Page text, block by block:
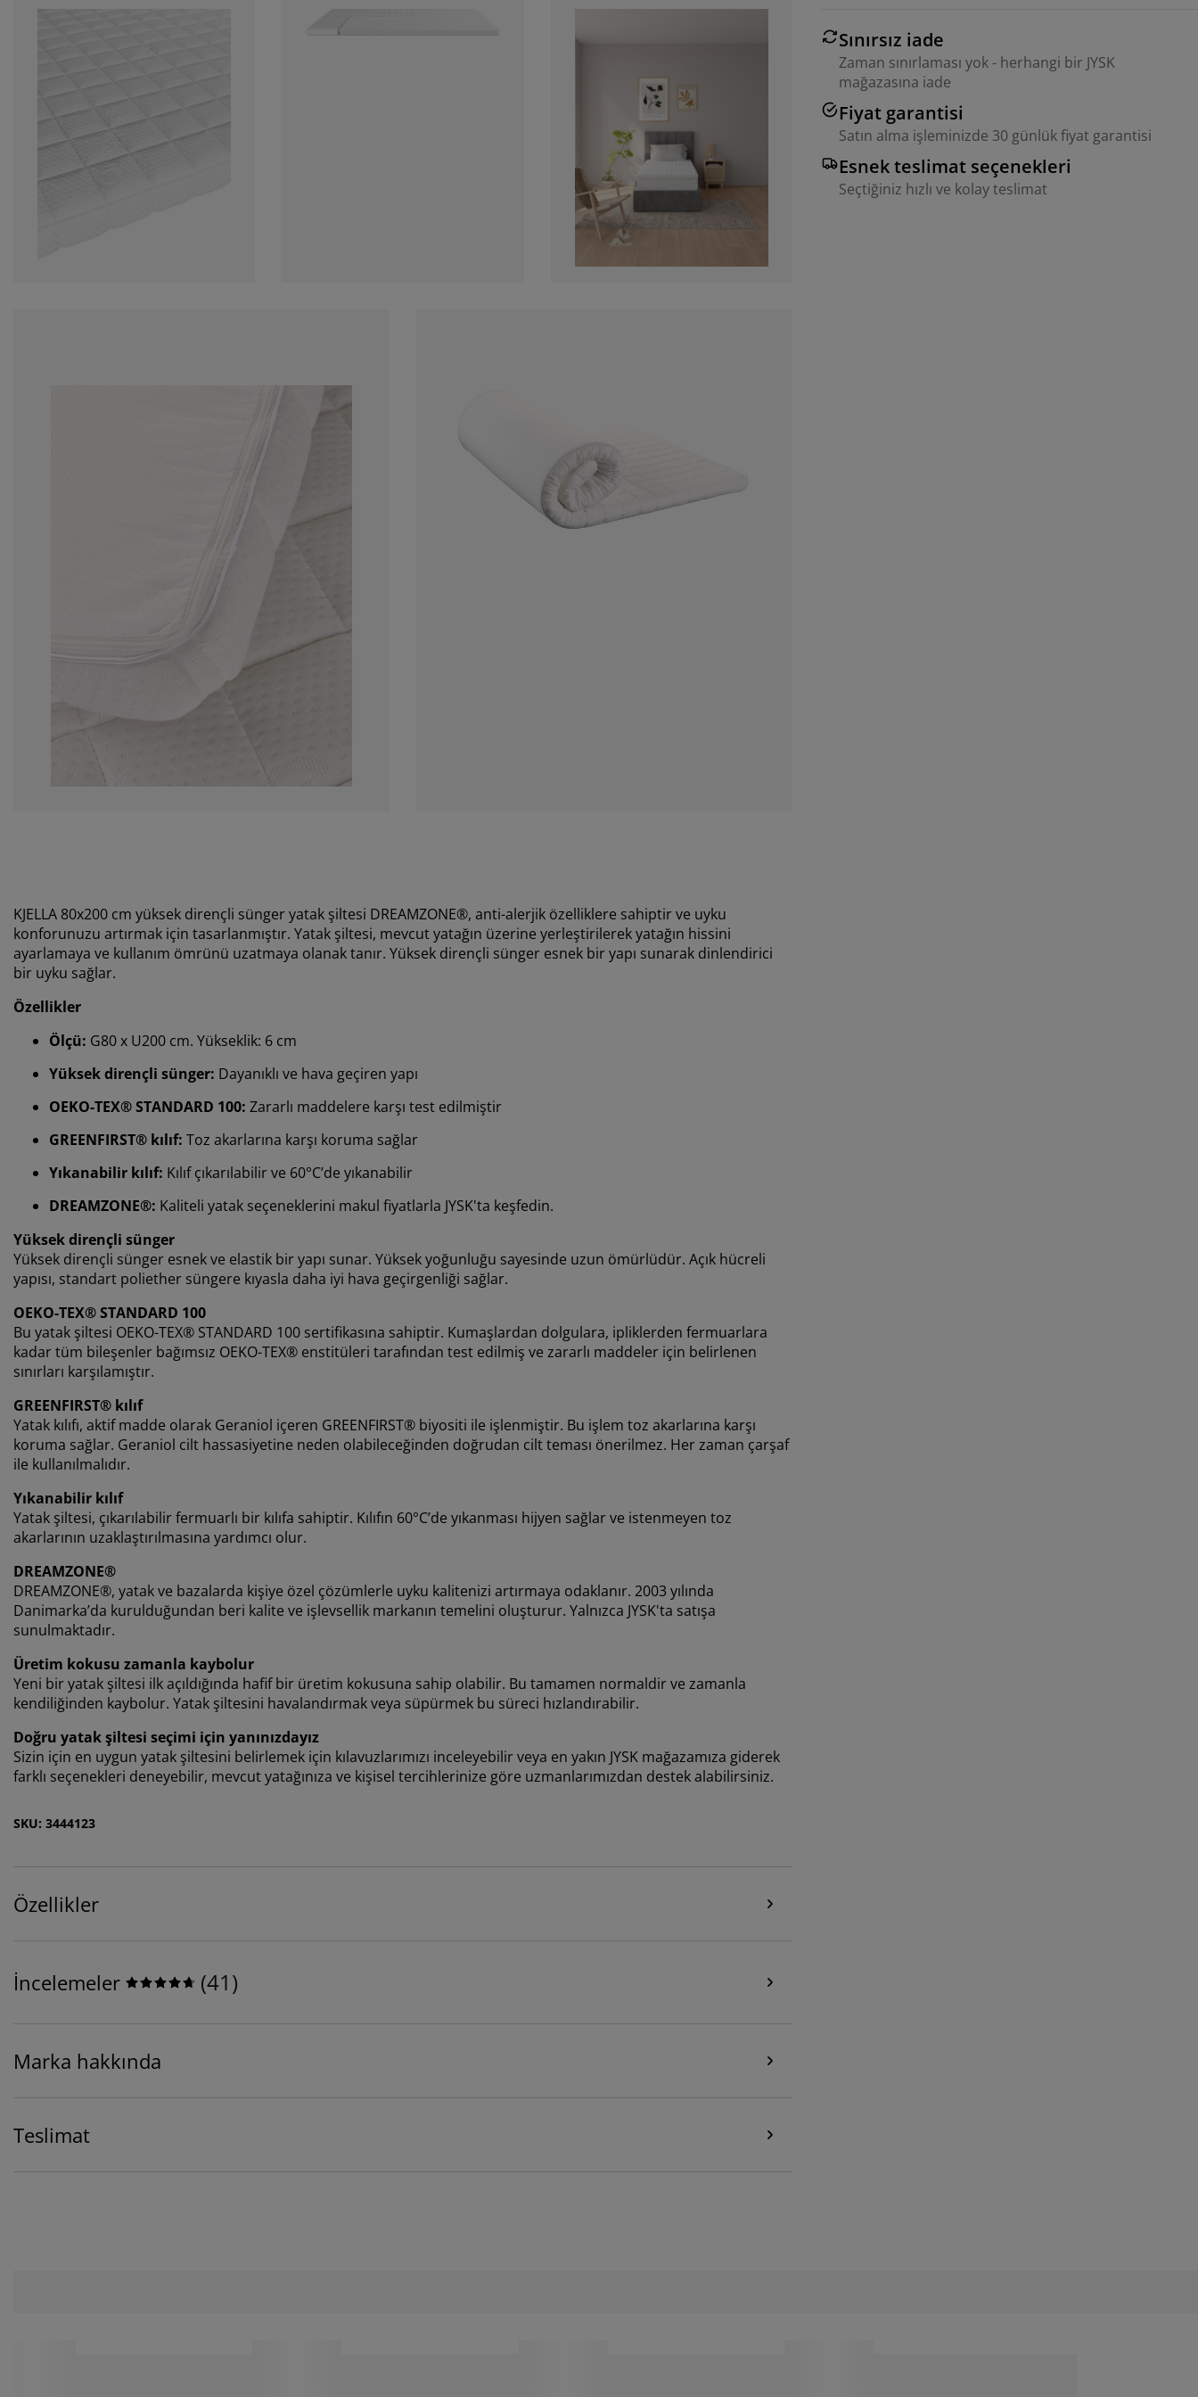
Sınırsız iade
Zaman sınırlaması yok - herhangi bir JYSK
mağazasına iade
Fiyat garantisi
Satın alma işleminizde 30 günlük fiyat garantisi
Esnek teslimat seçenekleri
Seçtiğiniz hızlı ve kolay teslimat
KJELLA 80x200 cm yüksek dirençli sünger yatak şiltesi DREAMZONE®, anti-alerjik özelliklere sahiptir ve uyku
konforunuzu artırmak için tasarlanmıştır. Yatak şiltesi, mevcut yatağın üzerine yerleştirilerek yatağın hissini
ayarlamaya ve kullanım ömrünü uzatmaya olanak tanır. Yüksek dirençli sünger esnek bir yapı sunarak dinlendirici
bir uyku sağlar.
Özellikler
Ölçü: G80 x U200 cm. Yükseklik: 6 cm
Yüksek dirençli sünger: Dayanıklı ve hava geçiren yapı
OEKO-TEX® STANDARD 100: Zararlı maddelere karşı test edilmiştir
GREENFIRST® kılıf: Toz akarlarına karşı koruma sağlar
Yıkanabilir kılıf: Kılıf çıkarılabilir ve 60°C’de yıkanabilir
DREAMZONE®: Kaliteli yatak seçeneklerini makul fiyatlarla JYSK'ta keşfedin.
Yüksek dirençli sünger
Yüksek dirençli sünger esnek ve elastik bir yapı sunar. Yüksek yoğunluğu sayesinde uzun ömürlüdür. Açık hücreli
yapısı, standart poliether süngere kıyasla daha iyi hava geçirgenliği sağlar.
OEKO-TEX® STANDARD 100
Bu yatak şiltesi OEKO-TEX® STANDARD 100 sertifikasına sahiptir. Kumaşlardan dolgulara, ipliklerden fermuarlara
kadar tüm bileşenler bağımsız OEKO-TEX® enstitüleri tarafından test edilmiş ve zararlı maddeler için belirlenen
sınırları karşılamıştır.
GREENFIRST® kılıf
Yatak kılıfı, aktif madde olarak Geraniol içeren GREENFIRST® biyositi ile işlenmiştir. Bu işlem toz akarlarına karşı
koruma sağlar. Geraniol cilt hassasiyetine neden olabileceğinden doğrudan cilt teması önerilmez. Her zaman çarşaf
ile kullanılmalıdır.
Yıkanabilir kılıf
Yatak şiltesi, çıkarılabilir fermuarlı bir kılıfa sahiptir. Kılıfın 60°C’de yıkanması hijyen sağlar ve istenmeyen toz
akarlarının uzaklaştırılmasına yardımcı olur.
DREAMZONE®
DREAMZONE®, yatak ve bazalarda kişiye özel çözümlerle uyku kalitenizi artırmaya odaklanır. 2003 yılında
Danimarka’da kurulduğundan beri kalite ve işlevsellik markanın temelini oluşturur. Yalnızca JYSK'ta satışa
sunulmaktadır.
Üretim kokusu zamanla kaybolur
Yeni bir yatak şiltesi ilk açıldığında hafif bir üretim kokusuna sahip olabilir. Bu tamamen normaldir ve zamanla
kendiliğinden kaybolur. Yatak şiltesini havalandırmak veya süpürmek bu süreci hızlandırabilir.
Doğru yatak şiltesi seçimi için yanınızdayız
Sizin için en uygun yatak şiltesini belirlemek için kılavuzlarımızı inceleyebilir veya en yakın JYSK mağazamıza giderek
farklı seçenekleri deneyebilir, mevcut yatağınıza ve kişisel tercihlerinize göre uzmanlarımızdan destek alabilirsiniz.
SKU: 3444123
Özellikler
İncelemeler (41)
Marka hakkında
Teslimat